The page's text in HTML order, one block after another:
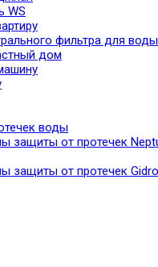
WS
фильтра для воды
дом
воды
защиты от протечек
защиты от протечек